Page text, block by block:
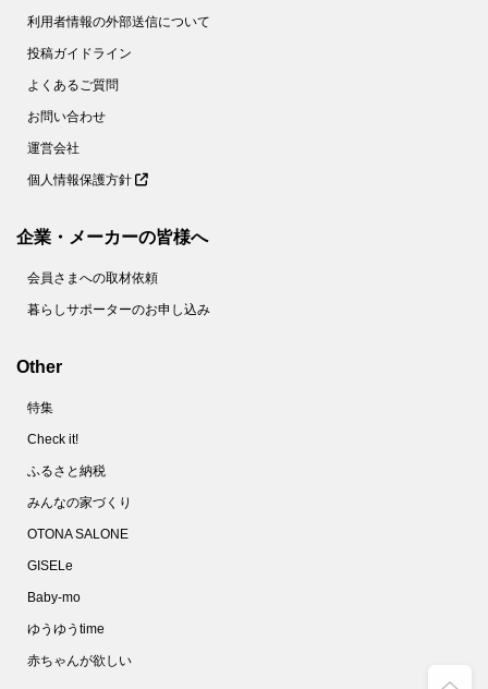
利用者情報の外部送信について
投稿ガイドライン
よくあるご質問
お問い合わせ
運営会社
個人情報保護方針
企業・メーカーの皆様へ
会員さまへの取材依頼
暮らしサポーターのお申し込み
Other
特集
Check it!
ふるさと納税
みんなの家づくり
OTONA SALONE
GISELe
Baby-mo
ゆうゆうtime
赤ちゃんが欲しい